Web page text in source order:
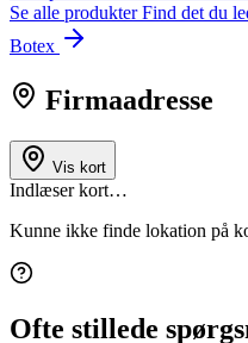
Se alle produkterFind det du
Botex
Firmaadresse
Vis kort
Indlæser kort…
Kunne ikke finde lokation på
Ofte stillede